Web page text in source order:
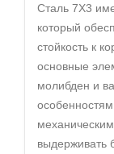
Сталь 7Х3
который
стойкость к
основные
молибден и
выдерживать